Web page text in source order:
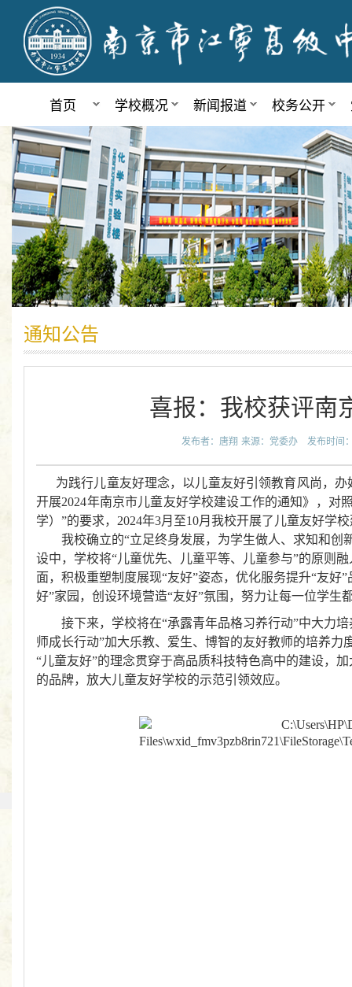
首页 学校概况 新闻报道 校务公开
通知公告
喜报：我校获评南
发布者：唐翔 来源：党委办 发布时间
为践行儿童友好理念，以儿童友好引领教育风尚，
开展2024年南京市儿童友好学校建设工作的通知》，对
学）”的要求，2024年3月至10月我校开展了儿童友好学
我校确立的“立足终身发展，为学生做人、求知和
设中， 学校将“儿童优先、儿童平等、儿童参与”的原则
面， 积极重塑制度展现“友好”姿态，优化服务提升“友好
好”家园，创设环境营造“友好”氛围， 努力让每一位学生
接下来，学校将在“承露青年品格习养行动”中大力
师成长行动”加大乐教、爱生、博智的友好教师的培养
“儿童友好”的理念贯穿于高品质科技特色高中的建设，
的品牌，放大儿童友好学校的示范引领效应。